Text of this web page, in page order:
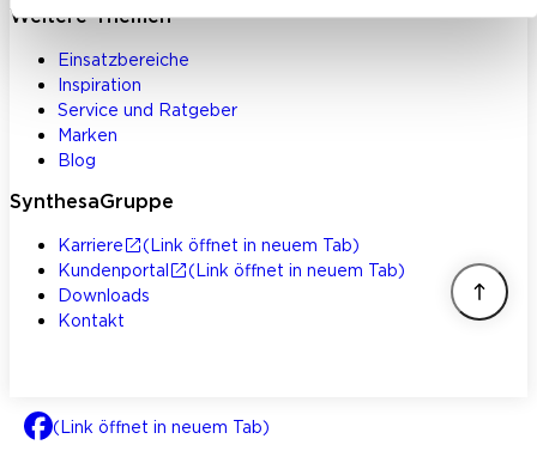
Weitere Themen
Einsatzbereiche
Inspiration
Service und Ratgeber
Marken
Blog
SynthesaGruppe
Karriere
(Link öffnet in neuem Tab)
Kundenportal
(Link öffnet in neuem Tab)
Downloads
Kontakt
(Link öffnet in neuem Tab)